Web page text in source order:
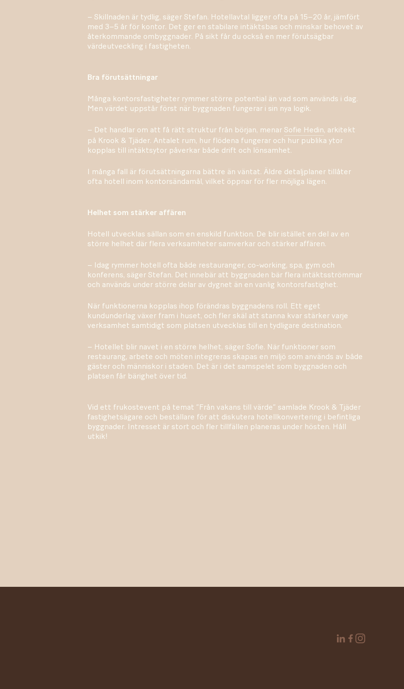
– Skillnaden är tydlig, säger Stefan. Hotellavtal ligger ofta på 15–20 år, jämfört
med 3–5 år för kontor. Det ger en stabilare intäktsbas och minskar behovet av
återkommande ombyggnader. På sikt får du också en mer förutsägbar
värdeutveckling i fastigheten.
Bra förutsättningar
Många kontorsfastigheter rymmer större potential än vad som används i dag.
Men värdet uppstår först när byggnaden fungerar i sin nya logik.
– Det handlar om att få rätt struktur från början, menar Sofie Hedin, arkitekt
på Krook & Tjäder. Antalet rum, hur flödena fungerar och hur publika ytor
kopplas till intäktsytor påverkar både drift och lönsamhet.
I många fall är förutsättningarna bättre än väntat. Äldre detaljplaner tillåter
ofta hotell inom kontorsändamål, vilket öppnar för fler möjliga lägen.
Helhet som stärker affären
Hotell utvecklas sällan som en enskild funktion. De blir istället en del av en
större helhet där flera verksamheter samverkar och stärker affären.
– Idag rymmer hotell ofta både restauranger, co-working, spa, gym och
konferens, säger Stefan. Det innebär att byggnaden bär flera intäktsströmmar
och används under större delar av dygnet än en vanlig kontorsfastighet.
När funktionerna kopplas ihop förändras byggnadens roll. Ett eget
kundunderlag växer fram i huset, och fler skäl att stanna kvar stärker varje
verksamhet samtidigt som platsen utvecklas till en tydligare destination.
– Hotellet blir navet i en större helhet, säger Sofie. När funktioner som
restaurang, arbete och möten integreras skapas en miljö som används av både
gäster och människor i staden. Det är i det samspelet som byggnaden och
platsen får bärighet över tid.
Vid ett frukostevent på temat ”Från vakans till värde” samlade Krook & Tjäder
fastighetsägare och beställare för att diskutera hotellkonvertering i befintliga
byggnader. Intresset är stort och fler tillfällen planeras under hösten. Håll
utkik!